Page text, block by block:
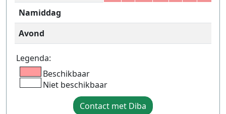
Namiddag
Avond
Legenda:
Beschikbaar
Niet beschikbaar
Contact met Diba